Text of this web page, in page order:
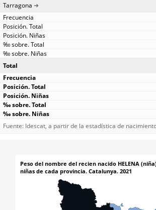
Tarragona
Total
Fuente: Idescat, a partir de la estadística de